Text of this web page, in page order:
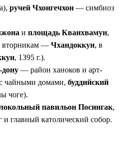
ручей Чхонгечхон — симбиоз
и площадь Кванхвамун,
вторникам — Чхандоккун, в
, 1395 г.).
— район ханоков и арт-
чайными домами, буддийский
чоге).
павильон Посингак,
главный католический собор.